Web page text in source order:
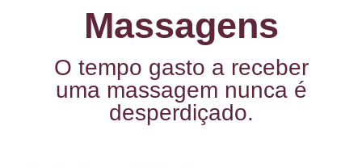
Massagens
O tempo gasto a receber
uma massagem nunca é
desperdiçado.